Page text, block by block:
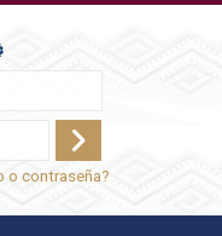
Acceder
o contraseña?